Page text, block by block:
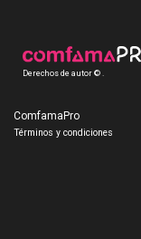
Derechos de autor © .
ComfamaPro
Términos y condiciones